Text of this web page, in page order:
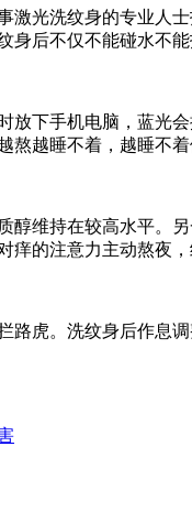
激光洗纹身的专业
后不仅不能碰水不能
下手机电脑，蓝光
越睡不着，越睡不着
维持在较高水平。
的注意力主动熬夜，
虎。洗纹身后作息